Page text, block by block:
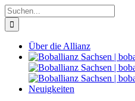
Zum
Inhalt
springen
Suche
nach:
Über die Allianz
Neuigkeiten